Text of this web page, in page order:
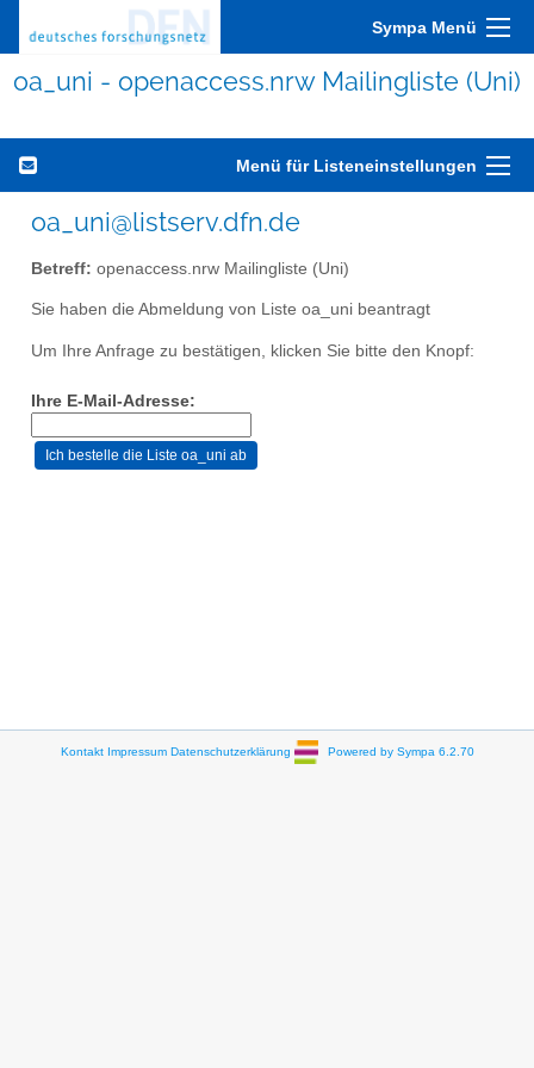
Sympa Menü
oa_uni - openaccess.nrw Mailingliste (Uni)
Menü für Listeneinstellungen
oa_uni@listserv.dfn.de
Betreff: openaccess.nrw Mailingliste (Uni)
Sie haben die Abmeldung von Liste oa_uni beantragt
Um Ihre Anfrage zu bestätigen, klicken Sie bitte den Knopf:
Ihre E-Mail-Adresse:
Kontakt Impressum Datenschutzerklärung Powered by Sympa 6.2.70